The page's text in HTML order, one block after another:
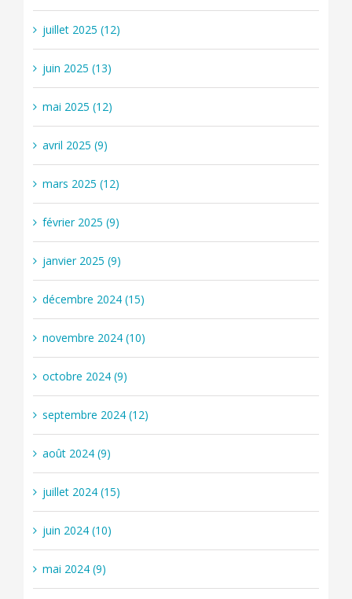
juillet 2025 (12)
juin 2025 (13)
mai 2025 (12)
avril 2025 (9)
mars 2025 (12)
février 2025 (9)
janvier 2025 (9)
décembre 2024 (15)
novembre 2024 (10)
octobre 2024 (9)
septembre 2024 (12)
août 2024 (9)
juillet 2024 (15)
juin 2024 (10)
mai 2024 (9)